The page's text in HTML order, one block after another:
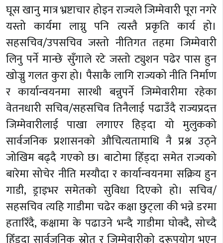
घूस खानु मात्र भ्रष्टाचार होइन राज्यले जिम्मेवारी पूरा नगरे
यस्तो कार्यमा लाग्नु पनि त्यस्तै प्रकृति कार्य हो।
सहसचिव/उपसचिव जस्तो नीतिगत तहमा जिम्मेवारी
लिनु पर्ने मान्छे सुँगाले रटे जस्तो ट्युशन पढेर पास हुन
खोज्नु गलत कुरा हो। पैसाकै लागि राज्यको नीति निर्माण
र कार्यान्वयनमा सारथी बन्नुपर्ने जिम्मेवारीमा रहेका
वेतनधारी सचिव/सहसचिव तिनैलाई पढाउँदै राज्यप्रदत्त
जिम्मेवारीलाई पाखा लगाएर हिड्दा यो मुलुकको
सार्वजनिक प्रशासनको औचित्यतामाथि नै प्रश्न उठ्ने
जोखिम बढ्दै गएको छ। बाटोमा हिँड्दा समेत राज्यको
बारेमा सोचेर नीति मस्यौदा र कार्यान्वयनमा सक्रिय हुन
गाडी, ड्राइभर समेतको सुविधा दिएको हो। सचिव/
सहसचिव त्यहि गाडीमा चढेर कक्षा छुट्ला की भन्ने डरमा
हतारिँदै, कक्षामा के पढाउने भन्दै गाडीमा घोक्दै, सोच्दै